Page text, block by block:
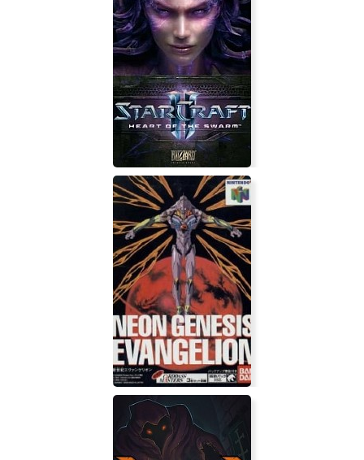
Army Men: Air Attack 2
StarCraft 2 Heart of the Swarm